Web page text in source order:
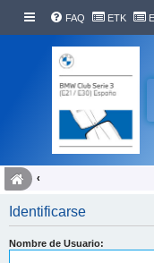
FAQ ETK
Identificarse
Nombre de Usuario: